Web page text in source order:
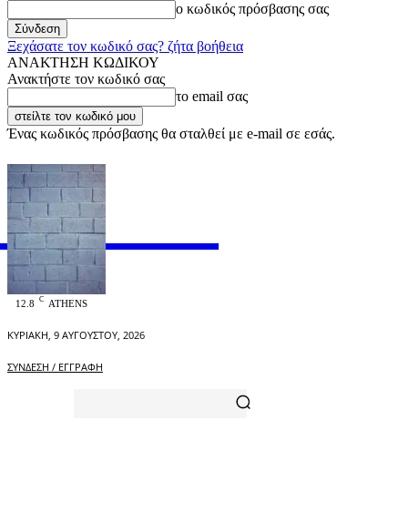
ο κωδικός πρόσβασης σας
Ξεχάσατε τον κωδικό σας? ζήτα βοήθεια
ΑΝΑΚΤΗΣΗ ΚΩΔΙΚΟΥ
Ανακτήστε τον κωδικό σας
το email σας
Ένας κωδικός πρόσβασης θα σταλθεί με e-mail σε εσάς.
OFFICIAL
12.8 C ATHENS
ΚΥΡΙΑΚΉ, 9 ΑΥΓΟΎΣΤΟΥ, 2026
ΣΎΝΔΕΣΗ / ΕΓΓΡΑΦΉ